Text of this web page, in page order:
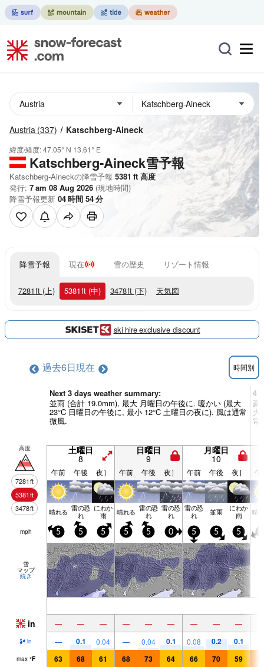
Austria (337) Katschberg-Aineck
緯度/経度:47.05° N 13.61° E
Katschberg-Aineck雪予報
Katschberg-Aineckの降雪予報 5381 ft 高度
発行: 7 am 08 Aug 2026 (現地時間)
降雪予報更新 04時間 54分
降雪予報 現在 雪の歴史 リゾート情報
7281ft (上) 5381ft (中) 3478ft (下) 天気図
ski hire exclusive discount
過去6日現在 時間別
Next 3 days weather summary:
並雨 (合計 19.0mm), 最大 月曜日の午後に. 暖かい (最大
23°C 日曜日の午後に, 最小 12°C 土曜日の夜に). 風は通常
微風.
4 -
豪
大
常
高度
7281ft
5381ft
3478ft
土曜日
8
日曜日
9
月曜日
10
午前 午後 夜］ 午前 午後 夜］ 午前 午後 夜］ 午
晴れる 雷の恐
れ
にわか
雨 晴れる 雷の恐
れ
雷の恐
れ
雷の恐
れ 並雨 にわか
雨 晴
mph 5 5 5 5 5 0 5 5 5
雪
マップ
続き
in — — — — — — — — —
in — 0.1 0.04 — 0.04 0.1 0.08 0.2 0.1
max °F 63 68 61 68 73 64 66 70 59